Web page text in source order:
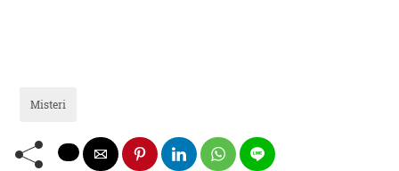
Misteri